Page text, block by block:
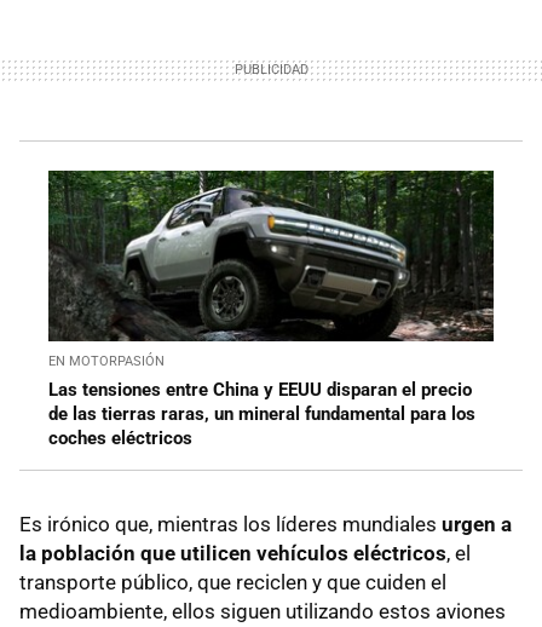
EN MOTORPASIÓN
Las tensiones entre China y EEUU disparan el precio
de las tierras raras, un mineral fundamental para los
coches eléctricos
Es irónico que, mientras los líderes mundiales urgen a
la población que utilicen vehículos eléctricos, el
transporte público, que reciclen y que cuiden el
medioambiente, ellos siguen utilizando estos aviones